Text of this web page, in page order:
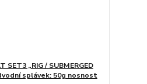
SET3 „RIG / SUBMERGED
splávek: 50g nosnost